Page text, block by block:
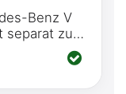
Benz V
separat zu